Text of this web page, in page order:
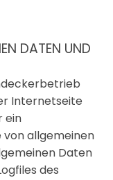
DATEN UND
Internetseite
ein
von allgemeinen
Daten
des